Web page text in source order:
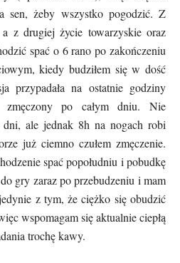
sen, żeby wszystko pogodzić. Z
z drugiej życie towarzyskie oraz
spać o 6 rano po zakończeniu
kiedy budziłem się w dość
przypadała na ostatnie godziny
zmęczony po całym dniu. Nie
ale jednak 8h na nogach robi
już ciemno czułem zmęczenie.
spać popołudniu i pobudkę
gry zaraz po przebudzeniu i mam
z tym, że ciężko się obudzić
wspomagam się aktualnie ciepłą
trochę kawy.